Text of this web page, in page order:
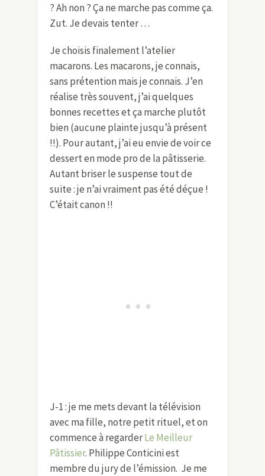
? Ah non ? Ça ne marche pas comme ça.
Zut. Je devais tenter …
Je choisis finalement l’atelier
macarons. Les macarons, je connais,
sans prétention mais je connais. J’en
réalise très souvent, j’ai quelques
bonnes recettes et ça marche plutôt
bien (aucune plainte jusqu’à présent
!!). Pour autant, j’ai eu envie de voir ce
dessert en mode pro de la pâtisserie.
Autant briser le suspense tout de
suite : je n’ai vraiment pas été déçue !
C’était canon !!
J-1 : je me mets devant la télévision
avec ma fille, notre petit rituel, et on
commence à regarderLe Meilleur
Pâtissier. Philippe Conticini est
membre du jury de l’émission. Je me